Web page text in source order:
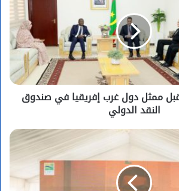
ممثل دول غرب إفريقيا في صندوق
النقد الدولي